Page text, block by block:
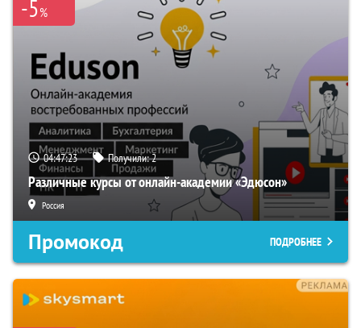
-5%
04:47:22 Получили:2
Различные курсы от онлайн-академии «Эдюсон»
Россия
Промокод ПОДРОБНЕЕ